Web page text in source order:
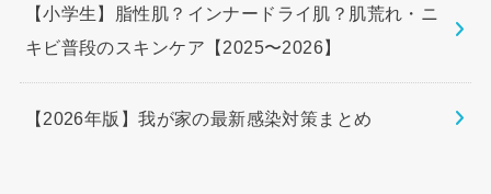
【小学生】脂性肌？インナードライ肌？肌荒れ・ニ
キビ普段のスキンケア【2025〜2026】
【2026年版】我が家の最新感染対策まとめ